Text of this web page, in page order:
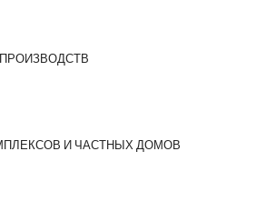
И ЧАСТНЫХ ДОМОВ